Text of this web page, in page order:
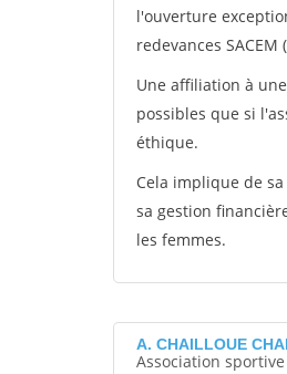
l'ouverture
redevances
Une affiliation à
possibles que si
éthique.
Cela implique de
sa gestion
les femmes.
A. CHAILLOUE
Association sportive